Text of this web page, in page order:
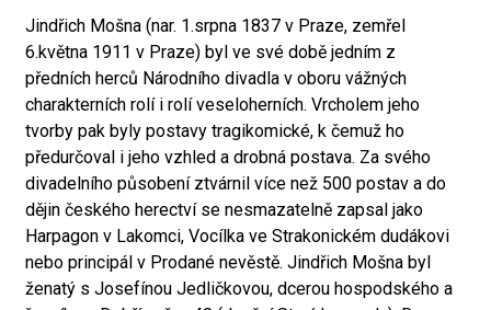
Jindřich Mošna (nar. 1.srpna 1837 v Praze, zemřel
6.května 1911 v Praze) byl ve své době jedním z
předních herců Národního divadla v oboru vážných
charakterních rolí i rolí veseloherních. Vrcholem jeho
tvorby pak byly postavy tragikomické, k čemuž ho
předurčoval i jeho vzhled a drobná postava. Za svého
divadelního působení ztvárnil více než 500 postav a do
dějin českého herectví se nesmazatelně zapsal jako
Harpagon v Lakomci, Vocílka ve Strakonickém dudákovi
nebo principál v Prodané nevěstě. Jindřich Mošna byl
ženatý s Josefínou Jedličkovou, dcerou hospodského a